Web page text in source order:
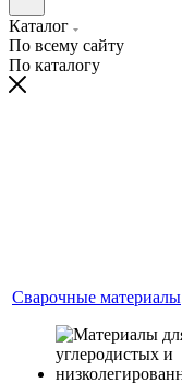
Каталог
По всему сайту
По каталогу
Сварочные материалы